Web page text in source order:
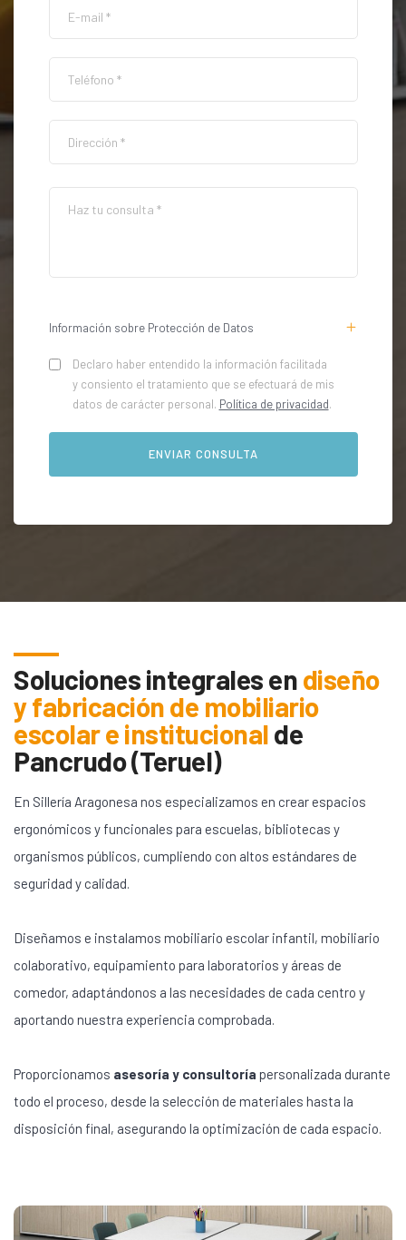
Información sobre Protección de Datos
Declaro haber entendido la información facilitada
y consiento el tratamiento que se efectuará de mis
datos de carácter personal. Política de privacidad.
Soluciones integrales endiseño
y fabricación de mobiliario
escolar e institucionalde
Pancrudo (Teruel)
En Sillería Aragonesa nos especializamos en crear espacios
ergonómicos y funcionales para escuelas, bibliotecas y
organismos públicos, cumpliendo con altos estándares de
seguridad y calidad.
Diseñamos e instalamos mobiliario escolar infantil, mobiliario
colaborativo, equipamiento para laboratorios y áreas de
comedor, adaptándonos a las necesidades de cada centro y
aportando nuestra experiencia comprobada.
Proporcionamos asesoría y consultoría personalizada durante
todo el proceso, desde la selección de materiales hasta la
disposición final, asegurando la optimización de cada espacio.